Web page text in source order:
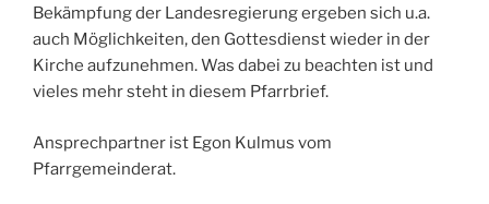
Bekämpfung der Landesregierung ergeben sich u.a.
auch Möglichkeiten, den Gottesdienst wieder in der
Kirche aufzunehmen. Was dabei zu beachten ist und
vieles mehr steht in diesem Pfarrbrief.
Ansprechpartner ist Egon Kulmus vom
Pfarrgemeinderat.